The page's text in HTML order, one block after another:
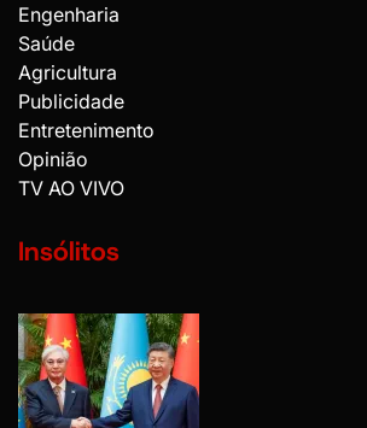
Engenharia
Saúde
Agricultura
Publicidade
Entretenimento
Opinião
TV AO VIVO
Insólitos